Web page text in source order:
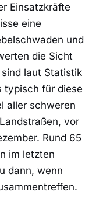
Einsatzkräfte
eine
und
die Sicht
laut Statistik
typisch für diese
aller schweren
vor
Rund 65
im letzten
dann, wenn